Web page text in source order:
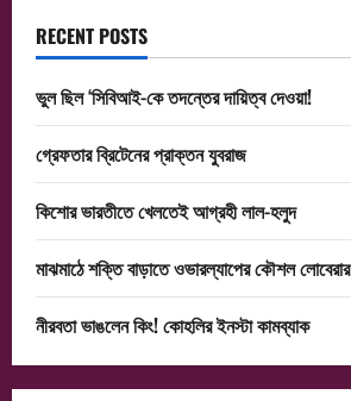
RECENT POSTS
ভুল ছিল ‘সিবিআই-কে তদন্তের দায়িত্ব দেওয়া!
গ্রেফতার ব্রিটেনের প্রাক্তন যুবরাজ
কিশোর ভারতীতে খেলতেই আগ্রহী লাল-হলুদ
মাঝমাঠে শক্তি বাড়াতে ওভারল্যাপের কৌশল লোবেরার
নীরবতা ভাঙলেন কিং! কোহলির ইনস্টা কামব্যাক